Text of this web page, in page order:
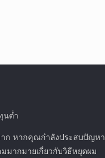
นต่ำ
าก หากคุณกำลังประสบปัญหา
มากมายเกี่ยวกับวิธีหยุดผม